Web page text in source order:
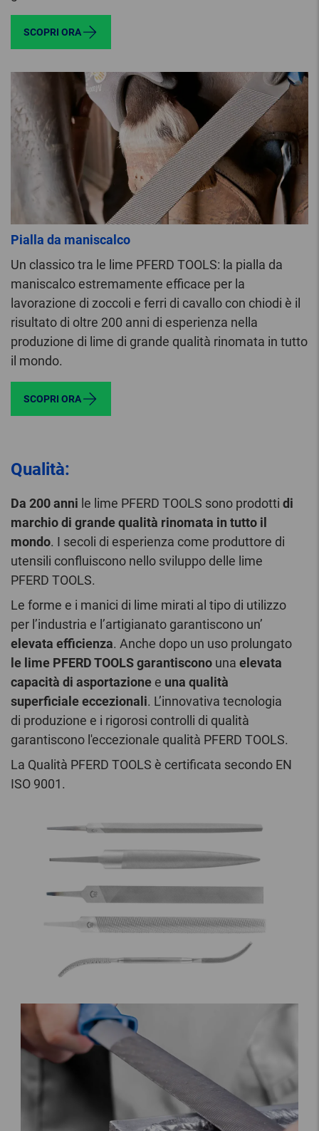
SCOPRI ORA
Pialla da maniscalco
Un classico tra le lime PFERD TOOLS: la pialla da
maniscalco estremamente efficace per la
lavorazione di zoccoli e ferri di cavallo con chiodi è il
risultato di oltre 200 anni di esperienza nella
produzione di lime di grande qualità rinomata in tutto
il mondo.
SCOPRI ORA
Qualità:
Da 200 anni le lime PFERD TOOLS sono prodotti di
marchio di grande qualità rinomata in tutto il
mondo. I secoli di esperienza come produttore di
utensili confluiscono nello sviluppo delle lime
PFERD TOOLS.
Le forme e i manici di lime mirati al tipo di utilizzo
per l’industria e l’artigianato garantiscono un’
elevata efficienza. Anche dopo un uso prolungato
le lime PFERD TOOLS garantiscono una elevata
capacità di asportazione e una qualità
superficiale eccezionali. L’innovativa tecnologia
di produzione e i rigorosi controlli di qualità
garantiscono l'eccezionale qualità PFERD TOOLS.
La Qualità PFERD TOOLS è certificata secondo EN
ISO 9001.